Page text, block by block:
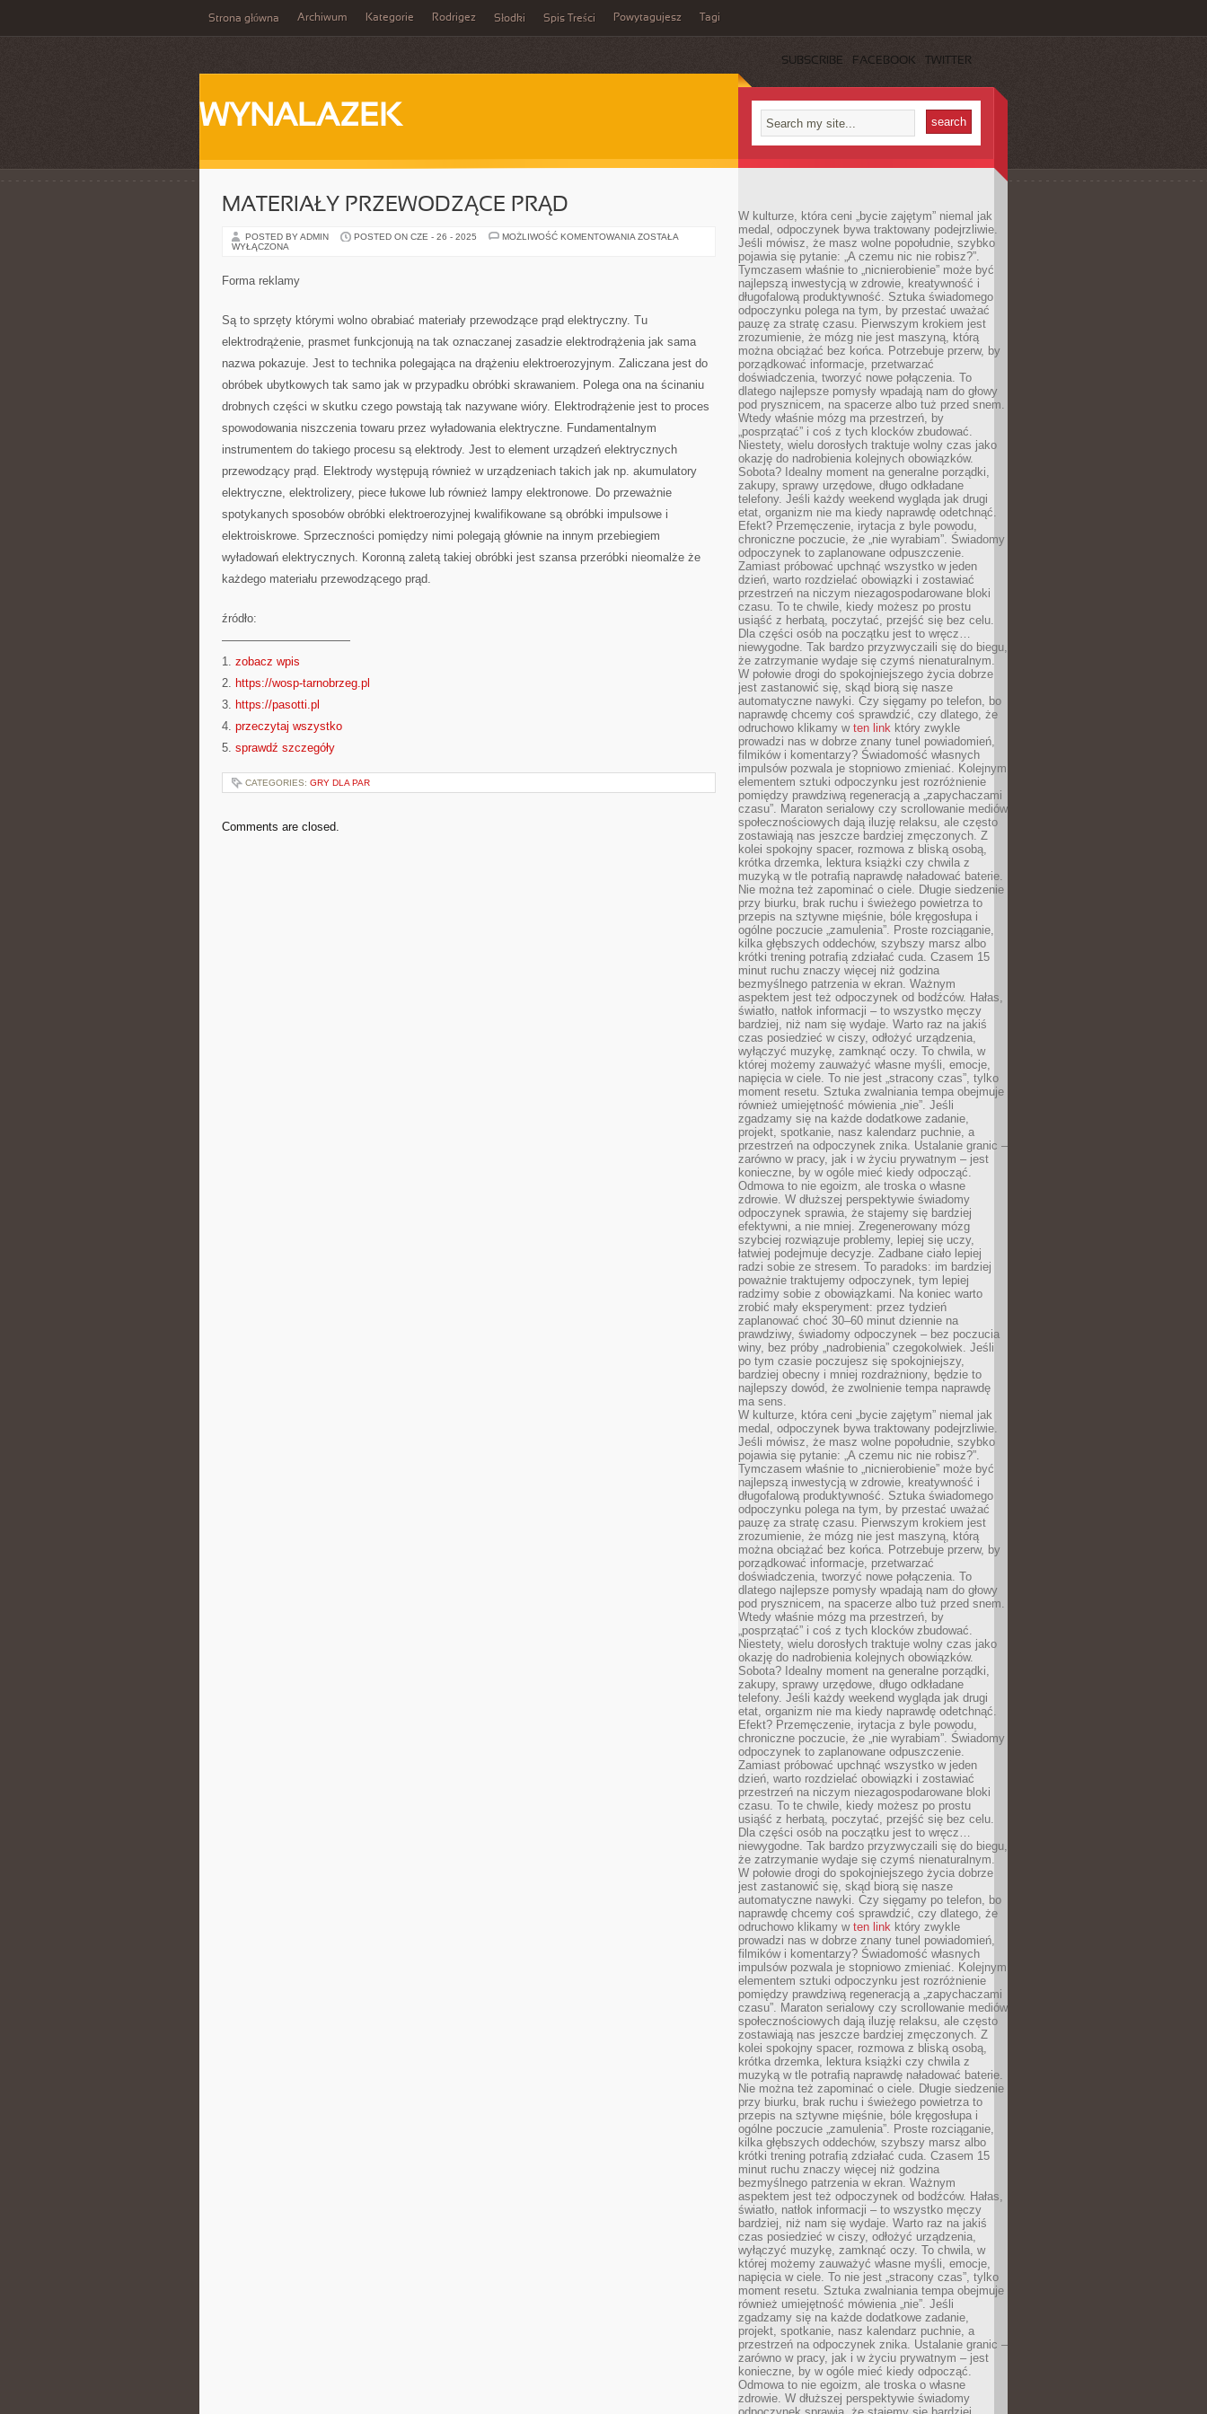
Strona główna Archiwum Kategorie Rodrigez Słodki Spis Treści Powytagujesz Tagi
SUBSCRIBE FACEBOOK TWITTER
WYNALAZEK
MATERIAŁY PRZEWODZĄCE PRĄD
POSTED BY ADMIN POSTED ON CZE - 26 - 2025 MOŻLIWOŚĆ KOMENTOWANIA MATERIAŁY
ZOSTAŁA
WYŁĄCZONA
Forma reklamy
Są to sprzęty którymi wolno obrabiać materiały przewodzące prąd elektryczny. Tu
elektrodrążenie, prasmet funkcjonują na tak oznaczanej zasadzie elektrodrążenia jak sama
nazwa pokazuje. Jest to technika polegająca na drążeniu elektroerozyjnym. Zaliczana jest do
obróbek ubytkowych tak samo jak w przypadku obróbki skrawaniem. Polega ona na ścinaniu
drobnych części w skutku czego powstają tak nazywane wióry. Elektrodrążenie jest to proces
spowodowania niszczenia towaru przez wyładowania elektryczne. Fundamentalnym
instrumentem do takiego procesu są elektrody. Jest to element urządzeń elektrycznych
przewodzący prąd. Elektrody występują również w urządzeniach takich jak np. akumulatory
elektryczne, elektrolizery, piece łukowe lub również lampy elektronowe. Do przeważnie
spotykanych sposobów obróbki elektroerozyjnej kwalifikowane są obróbki impulsowe i
elektroiskrowe. Sprzeczności pomiędzy nimi polegają głównie na innym przebiegiem
wyładowań elektrycznych. Koronną zaletą takiej obróbki jest szansa przeróbki nieomalże że
każdego materiału przewodzącego prąd.
źródło:
———————————
1. zobacz wpis
2. https://wosp-tarnobrzeg.pl
3. https://pasotti.pl
4. przeczytaj wszystko
5. sprawdź szczegóły
CATEGORIES: GRY DLA PAR
Comments are closed.
W kulturze, która ceni „bycie zajętym” niemal jak
medal, odpoczynek bywa traktowany podejrzliwie.
Jeśli mówisz, że masz wolne popołudnie, szybko
pojawia się pytanie: „A czemu nic nie robisz?”.
Tymczasem właśnie to „nicnierobienie” może być
najlepszą inwestycją w zdrowie, kreatywność i
długofalową produktywność. Sztuka świadomego
odpoczynku polega na tym, by przestać uważać
pauzę za stratę czasu. Pierwszym krokiem jest
zrozumienie, że mózg nie jest maszyną, którą
można obciążać bez końca. Potrzebuje przerw, by
porządkować informacje, przetwarzać
doświadczenia, tworzyć nowe połączenia. To
dlatego najlepsze pomysły wpadają nam do głowy
pod prysznicem, na spacerze albo tuż przed snem.
Wtedy właśnie mózg ma przestrzeń, by
„posprzątać” i coś z tych klocków zbudować.
Niestety, wielu dorosłych traktuje wolny czas jako
okazję do nadrobienia kolejnych obowiązków.
Sobota? Idealny moment na generalne porządki,
zakupy, sprawy urzędowe, długo odkładane
telefony. Jeśli każdy weekend wygląda jak drugi
etat, organizm nie ma kiedy naprawdę odetchnąć.
Efekt? Przemęczenie, irytacja z byle powodu,
chroniczne poczucie, że „nie wyrabiam”. Świadomy
odpoczynek to zaplanowane odpuszczenie.
Zamiast próbować upchnąć wszystko w jeden
dzień, warto rozdzielać obowiązki i zostawiać
przestrzeń na niczym niezagospodarowane bloki
czasu. To te chwile, kiedy możesz po prostu
usiąść z herbatą, poczytać, przejść się bez celu.
Dla części osób na początku jest to wręcz…
niewygodne. Tak bardzo przyzwyczaili się do biegu,
że zatrzymanie wydaje się czymś nienaturalnym.
W połowie drogi do spokojniejszego życia dobrze
jest zastanowić się, skąd biorą się nasze
automatyczne nawyki. Czy sięgamy po telefon, bo
naprawdę chcemy coś sprawdzić, czy dlatego, że
odruchowo klikamy w ten link który zwykle
prowadzi nas w dobrze znany tunel powiadomień,
filmików i komentarzy? Świadomość własnych
impulsów pozwala je stopniowo zmieniać. Kolejnym
elementem sztuki odpoczynku jest rozróżnienie
pomiędzy prawdziwą regeneracją a „zapychaczami
czasu”. Maraton serialowy czy scrollowanie mediów
społecznościowych dają iluzję relaksu, ale często
zostawiają nas jeszcze bardziej zmęczonych. Z
kolei spokojny spacer, rozmowa z bliską osobą,
krótka drzemka, lektura książki czy chwila z
muzyką w tle potrafią naprawdę naładować baterie.
Nie można też zapominać o ciele. Długie siedzenie
przy biurku, brak ruchu i świeżego powietrza to
przepis na sztywne mięśnie, bóle kręgosłupa i
ogólne poczucie „zamulenia”. Proste rozciąganie,
kilka głębszych oddechów, szybszy marsz albo
krótki trening potrafią zdziałać cuda. Czasem 15
minut ruchu znaczy więcej niż godzina
bezmyślnego patrzenia w ekran. Ważnym
aspektem jest też odpoczynek od bodźców. Hałas,
światło, natłok informacji – to wszystko męczy
bardziej, niż nam się wydaje. Warto raz na jakiś
czas posiedzieć w ciszy, odłożyć urządzenia,
wyłączyć muzykę, zamknąć oczy. To chwila, w
której możemy zauważyć własne myśli, emocje,
napięcia w ciele. To nie jest „stracony czas”, tylko
moment resetu. Sztuka zwalniania tempa obejmuje
również umiejętność mówienia „nie”. Jeśli
zgadzamy się na każde dodatkowe zadanie,
projekt, spotkanie, nasz kalendarz puchnie, a
przestrzeń na odpoczynek znika. Ustalanie granic –
zarówno w pracy, jak i w życiu prywatnym – jest
konieczne, by w ogóle mieć kiedy odpocząć.
Odmowa to nie egoizm, ale troska o własne
zdrowie. W dłuższej perspektywie świadomy
odpoczynek sprawia, że stajemy się bardziej
efektywni, a nie mniej. Zregenerowany mózg
szybciej rozwiązuje problemy, lepiej się uczy,
łatwiej podejmuje decyzje. Zadbane ciało lepiej
radzi sobie ze stresem. To paradoks: im bardziej
poważnie traktujemy odpoczynek, tym lepiej
radzimy sobie z obowiązkami. Na koniec warto
zrobić mały eksperyment: przez tydzień
zaplanować choć 30–60 minut dziennie na
prawdziwy, świadomy odpoczynek – bez poczucia
winy, bez próby „nadrobienia” czegokolwiek. Jeśli
po tym czasie poczujesz się spokojniejszy,
bardziej obecny i mniej rozdrażniony, będzie to
najlepszy dowód, że zwolnienie tempa naprawdę
ma sens.
W kulturze, która ceni „bycie zajętym” niemal jak
medal, odpoczynek bywa traktowany podejrzliwie.
Jeśli mówisz, że masz wolne popołudnie, szybko
pojawia się pytanie: „A czemu nic nie robisz?”.
Tymczasem właśnie to „nicnierobienie” może być
najlepszą inwestycją w zdrowie, kreatywność i
długofalową produktywność. Sztuka świadomego
odpoczynku polega na tym, by przestać uważać
pauzę za stratę czasu. Pierwszym krokiem jest
zrozumienie, że mózg nie jest maszyną, którą
można obciążać bez końca. Potrzebuje przerw, by
porządkować informacje, przetwarzać
doświadczenia, tworzyć nowe połączenia. To
dlatego najlepsze pomysły wpadają nam do głowy
pod prysznicem, na spacerze albo tuż przed snem.
Wtedy właśnie mózg ma przestrzeń, by
„posprzątać” i coś z tych klocków zbudować.
Niestety, wielu dorosłych traktuje wolny czas jako
okazję do nadrobienia kolejnych obowiązków.
Sobota? Idealny moment na generalne porządki,
zakupy, sprawy urzędowe, długo odkładane
telefony. Jeśli każdy weekend wygląda jak drugi
etat, organizm nie ma kiedy naprawdę odetchnąć.
Efekt? Przemęczenie, irytacja z byle powodu,
chroniczne poczucie, że „nie wyrabiam”. Świadomy
odpoczynek to zaplanowane odpuszczenie.
Zamiast próbować upchnąć wszystko w jeden
dzień, warto rozdzielać obowiązki i zostawiać
przestrzeń na niczym niezagospodarowane bloki
czasu. To te chwile, kiedy możesz po prostu
usiąść z herbatą, poczytać, przejść się bez celu.
Dla części osób na początku jest to wręcz…
niewygodne. Tak bardzo przyzwyczaili się do biegu,
że zatrzymanie wydaje się czymś nienaturalnym.
W połowie drogi do spokojniejszego życia dobrze
jest zastanowić się, skąd biorą się nasze
automatyczne nawyki. Czy sięgamy po telefon, bo
naprawdę chcemy coś sprawdzić, czy dlatego, że
odruchowo klikamy w ten link który zwykle
prowadzi nas w dobrze znany tunel powiadomień,
filmików i komentarzy? Świadomość własnych
impulsów pozwala je stopniowo zmieniać. Kolejnym
elementem sztuki odpoczynku jest rozróżnienie
pomiędzy prawdziwą regeneracją a „zapychaczami
czasu”. Maraton serialowy czy scrollowanie mediów
społecznościowych dają iluzję relaksu, ale często
zostawiają nas jeszcze bardziej zmęczonych. Z
kolei spokojny spacer, rozmowa z bliską osobą,
krótka drzemka, lektura książki czy chwila z
muzyką w tle potrafią naprawdę naładować baterie.
Nie można też zapominać o ciele. Długie siedzenie
przy biurku, brak ruchu i świeżego powietrza to
przepis na sztywne mięśnie, bóle kręgosłupa i
ogólne poczucie „zamulenia”. Proste rozciąganie,
kilka głębszych oddechów, szybszy marsz albo
krótki trening potrafią zdziałać cuda. Czasem 15
minut ruchu znaczy więcej niż godzina
bezmyślnego patrzenia w ekran. Ważnym
aspektem jest też odpoczynek od bodźców. Hałas,
światło, natłok informacji – to wszystko męczy
bardziej, niż nam się wydaje. Warto raz na jakiś
czas posiedzieć w ciszy, odłożyć urządzenia,
wyłączyć muzykę, zamknąć oczy. To chwila, w
której możemy zauważyć własne myśli, emocje,
napięcia w ciele. To nie jest „stracony czas”, tylko
moment resetu. Sztuka zwalniania tempa obejmuje
również umiejętność mówienia „nie”. Jeśli
zgadzamy się na każde dodatkowe zadanie,
projekt, spotkanie, nasz kalendarz puchnie, a
przestrzeń na odpoczynek znika. Ustalanie granic –
zarówno w pracy, jak i w życiu prywatnym – jest
konieczne, by w ogóle mieć kiedy odpocząć.
Odmowa to nie egoizm, ale troska o własne
zdrowie. W dłuższej perspektywie świadomy